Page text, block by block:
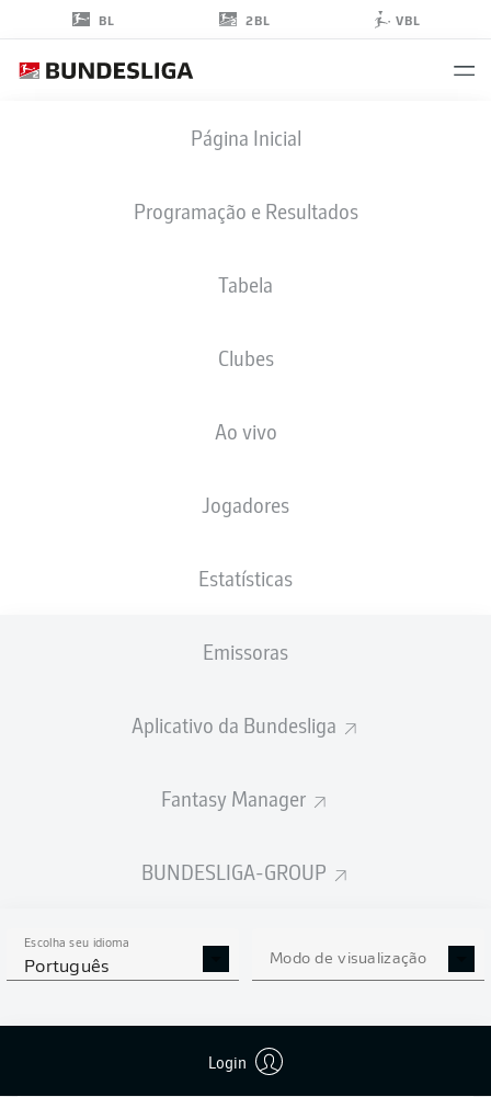
BL 2BL VBL
Página Inicial
Programação e Resultados
Tabela
Clubes
Ao vivo
Jogadores
Estatísticas
Emissoras
Aplicativo da Bundesliga
Fantasy Manager
BUNDESLIGA-GROUP
Escolha seu idioma
Português Modo de visualização
Login
ESTATÍSTICAS DA
TEMPORADA 2023/2024
ÁREAS